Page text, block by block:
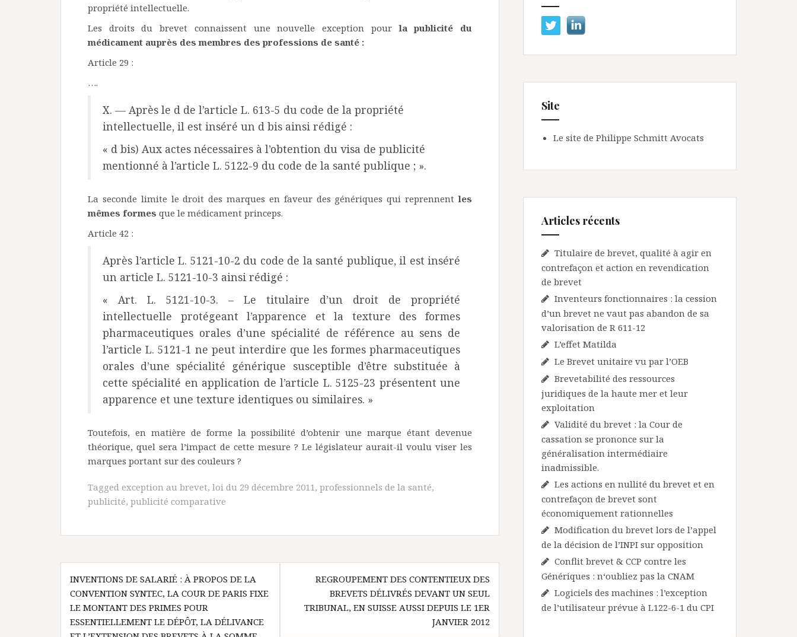
propriété intellectuelle.
Les droits du brevet connaissent une nouvelle exception pourla publicité du
médicament auprès des membres des professions de santé :
Article 29 :
….
X. ― Après le d de l’article L. 613-5 du code de la propriété
intellectuelle, il est inséré un d bis ainsi rédigé :
« d bis) Aux actes nécessaires à l’obtention du visa de publicité
mentionné à l’article L. 5122-9 du code de la santé publique ; ».
La seconde limite le droit des marques en faveur des génériques qui reprennentles
mêmes formes que le médicament princeps.
Article 42 :
Après l’article L. 5121-10-2 du code de la santé publique, il est inséré
un article L. 5121-10-3 ainsi rédigé :
« Art. L. 5121-10-3. – Le titulaire d’un droit de propriété
intellectuelle protégeant l’apparence et la texture des formes
pharmaceutiques orales d’une spécialité de référence au sens de
l’article L. 5121-1 ne peut interdire que les formes pharmaceutiques
orales d’une spécialité générique susceptible d’être substituée à
cette spécialité en application de l’article L. 5125-23 présentent une
apparence et une texture identiques ou similaires. »
Toutefois, en matière de forme la possibilité d’obtenir une marque étant devenue
théorique, quel sera l’impact de cette mesure ? Le législateur aurait-il voulu viser les
marques portant sur des couleurs ?
Tagged exception au brevet, loi du 29 décembre 2011, professionnels de la santé,
publicité, publicité comparative
Navigation
de
l’article
INVENTIONS DE SALARIÉ : À PROPOS DE LA
CONVENTION SYNTEC, LA COUR DE PARIS FIXE
LE MONTANT DES PRIMES POUR
ESSENTIELLEMENT LE DÉPÔT, LA DÉLIVANCE
REGROUPEMENT DES CONTENTIEUX DES
BREVETS DÉLIVRÉS DEVANT UN SEUL
TRIBUNAL, EN SUISSE AUSSI DEPUIS LE 1ER
JANVIER 2012
Site
Le site de Philippe Schmitt Avocats
Articles récents
Titulaire de brevet, qualité à agir en
contrefaçon et action en revendication
de brevet
Inventeurs fonctionnaires : la cession
d’un brevet ne vaut pas abandon de sa
valorisation de R 611-12
L’effet Matilda
Le Brevet unitaire vu par l’OEB
Brevetabilité des ressources
juridiques de la haute mer et leur
exploitation
Validité du brevet : la Cour de
cassation se prononce sur la
généralisation intermédiaire
inadmissible.
Les actions en nullité du brevet et en
contrefaçon de brevet sont
économiquement rationnelles
Modification du brevet lors de l’appel
de la décision de l’INPI sur opposition
Conflit brevet & CCP contre les
Génériques : n‘oubliez pas la CNAM
Logiciels des machines : l’exception
de l’utilisateur prévue à L122-6-1 du CPI